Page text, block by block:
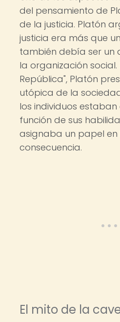
del pensamiento de
de la justicia. Platón
justicia era más que
también debía ser un
la organización social.
República", Platón
utópica de la
los individuos
función de sus
asignaba un papel
consecuencia.
El mito de la